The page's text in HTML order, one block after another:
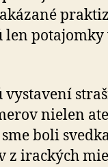
len
vystavení
nielen
boli
z irackých